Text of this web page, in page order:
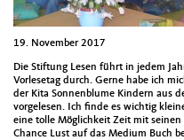
19. November 2017
Die Stiftung Lesen führt in jedem
Vorlesetag durch. Gerne habe ich
der Kita Sonnenblume Kindern aus
vorgelesen. Ich finde es wichtig
eine tolle Möglichkeit Zeit mit
Chance Lust auf das Medium Buch